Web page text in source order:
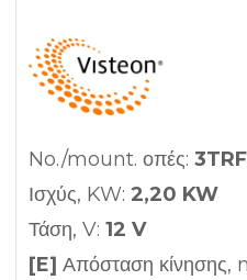
No./mount. οπές:
Ισχύς, KW: 2,20 KW
Τάση, V: 12 V
[E] Απόσταση κίνησης,